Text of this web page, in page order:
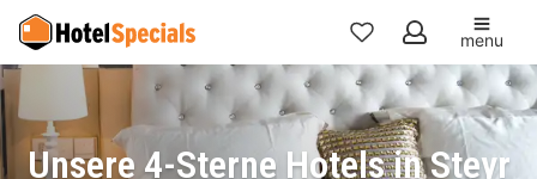
Meine
Favoriten
menu
Unsere 4-Sterne Hotels in Steyr